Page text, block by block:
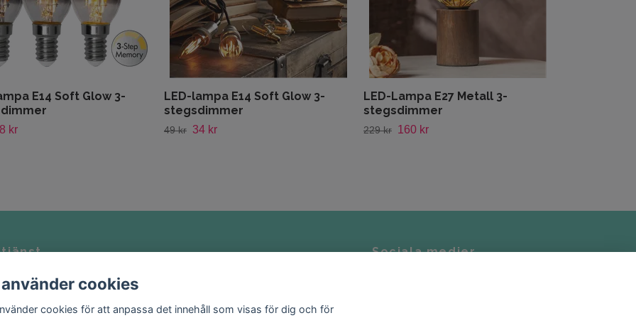
E14 Soft Glow 3-
kr
LED-lampa E14 Soft Glow 3-
stegsdimmer
49 kr 34 kr
LED-Lampa E27 Metall 3-
stegsdimmer
229 kr 160 kr
att kontakta oss på
Sociala medier
cookies
cookies för att anpassa det innehåll som visas för dig och för